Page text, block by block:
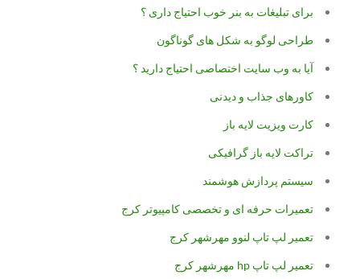
برای تبلیغات به بنر خوب احتیاج داری ؟
طراحی لوگو به شکل های گوناگون
آیا به وب سایت اختصاصی احتیاج دارید ؟
کاورهای جذاب و دیدنی
کارت ویزیت لایه باز
تراکت لایه باز گرافیکی
سیستم پردازش هوشمند
تعمیرات حرفه ای و تخصصی کامپیوتر کرج
تعمیر لپ تاپ لنوو مهرشهر کرج
تعمیر لپ تاپ hp مهرشهر کرج